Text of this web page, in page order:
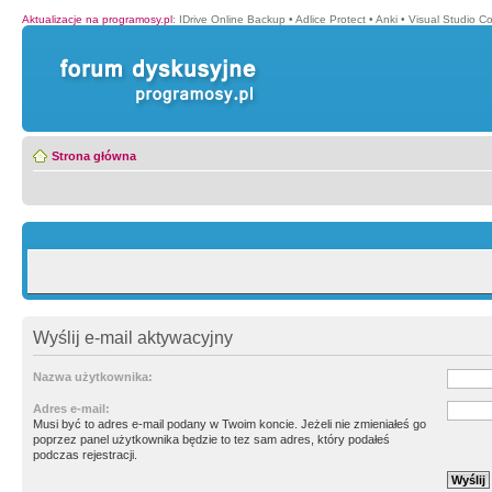
Aktualizacje na programosy.pl: IDrive Online Backup • Adlice Protect • Anki • Visual Studio
Strona główna
Wyślij e-mail aktywacyjny
Nazwa użytkownika:
Adres e-mail:
Musi być to adres e-mail podany w Twoim koncie. Jeżeli nie zmieniałeś go
poprzez panel użytkownika będzie to tez sam adres, który podałeś
podczas rejestracji.